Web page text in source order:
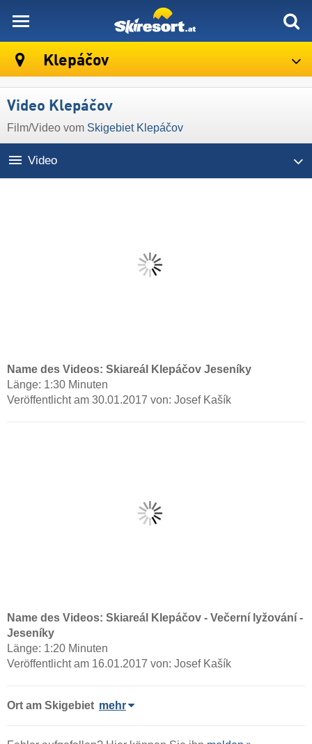
Klepáčov
Video Klepáčov
Film/Video vom Skigebiet Klepáčov
Video
Name des Videos: Skiareál Klepáčov Jeseníky
Länge: 1:30 Minuten
Veröffentlicht am 30.01.2017 von: Josef Kašík
Name des Videos: Skiareál Klepáčov - Večerní lyžování -
Jeseníky
Länge: 1:20 Minuten
Veröffentlicht am 16.01.2017 von: Josef Kašík
Ort am Skigebiet mehr